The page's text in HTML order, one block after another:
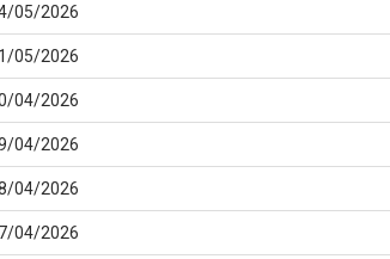
05/2026
05/2026
04/2026
04/2026
04/2026
04/2026